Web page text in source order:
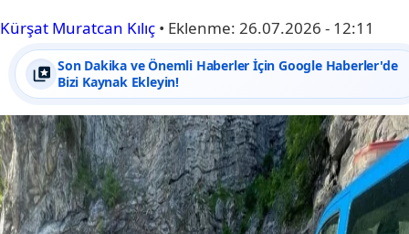
Kürşat Muratcan Kılıç • Eklenme: 26.07.2026 - 12:11
Son Dakika ve Önemli Haberler İçin Google Haberler'de
Bizi Kaynak Ekleyin!